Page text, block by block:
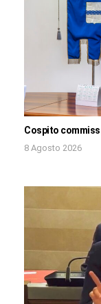
Cospito
8 Agosto 2026